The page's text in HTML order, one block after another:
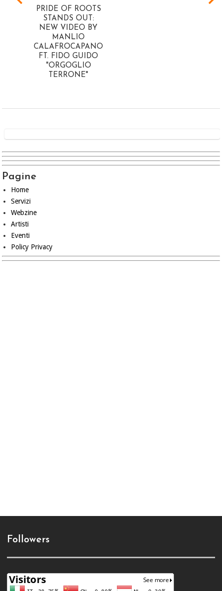
PRIDE OF ROOTS
STANDS OUT:
NEW VIDEO BY
MANLIO
CALAFROCAPANO
FT. FIDO GUIDO
"ORGOGLIO
TERRONE"
Pagine
Home
Servizi
Webzine
Artisti
Eventi
Policy Privacy
Followers